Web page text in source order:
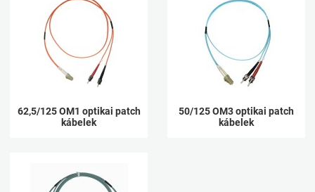
62,5/125 OM1 optikai patch
kábelek
50/125 OM3 optikai patch
kábelek